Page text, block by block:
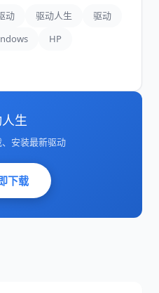
动 驱动人生
驱动
HP
生
安装最新驱动
下载